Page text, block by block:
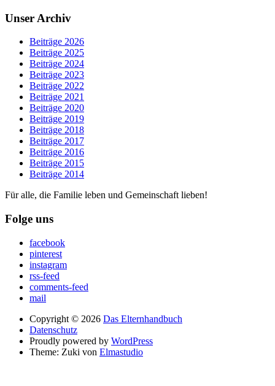
Unser Archiv
Beiträge 2026
Beiträge 2025
Beiträge 2024
Beiträge 2023
Beiträge 2022
Beiträge 2021
Beiträge 2020
Beiträge 2019
Beiträge 2018
Beiträge 2017
Beiträge 2016
Beiträge 2015
Beiträge 2014
Für alle, die Familie leben und Gemeinschaft lieben!
Folge uns
facebook
pinterest
instagram
rss-feed
comments-feed
mail
Copyright © 2026 Das Elternhandbuch
Datenschutz
Proudly powered by WordPress
Theme: Zuki von Elmastudio